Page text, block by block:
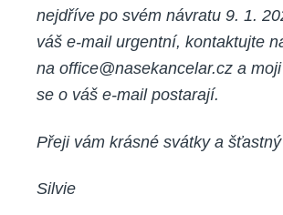
nejdříve po svém návratu 9. 1.
váš e-mail urgentní, kontaktujte
na office@nasekancelar.cz a
se o váš e-mail postarají.
Přeji vám krásné svátky a
Silvie